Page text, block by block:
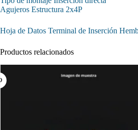
Agujeros Estructura 2x4P
Hoja de Datos Terminal de Inserción
Productos relacionados